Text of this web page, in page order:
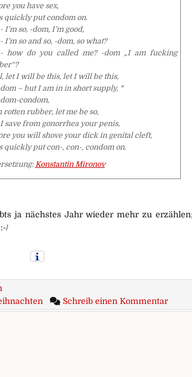
you have sex,
quickly put condom on.
I’m so, -dom, I’m good,
I’m so and so, -dom, so what?
how do you called me? -dom „I am fucking
let I will be this, let I will be this,
– but I am in in short supply, *
condom,
rotten rubber, let me be so,
save from gonorrhea your penis,
you will shove your dick in genital cleft,
quickly put con-, con-, condom on.
Konstantin Mironov
ja nächstes Jahr wieder mehr zu erzählen;
Schreib einen Kommentarzu